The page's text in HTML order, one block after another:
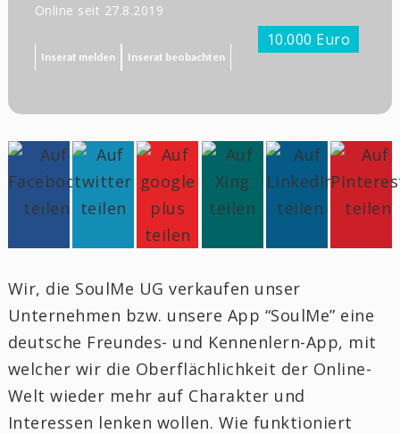
Online seit 27.8.2019
10.000 Euro
Inserat melden Inserat beobachten
Wir, die SoulMe UG verkaufen unser
Unternehmen bzw. unsere App “SoulMe” eine
deutsche Freundes- und Kennenlern-App, mit
welcher wir die Oberflächlichkeit der Online-
Welt wieder mehr auf Charakter und
Interessen lenken wollen. Wie funktioniert